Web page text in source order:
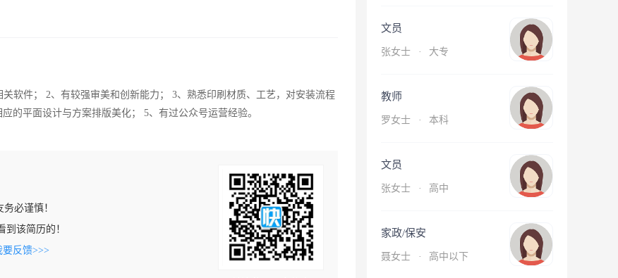
关软件； 2、有较强审美和创新能力； 3、熟悉印刷材质、工艺，对安装流程
的平面设计与方案排版美化； 5、有过公众号运营经验。
必谨慎！
到该简历的！
要反馈>>>
文员
张女士 · 大专
教师
罗女士 · 本科
文员
张女士 · 高中
家政/保安
聂女士 · 高中以下